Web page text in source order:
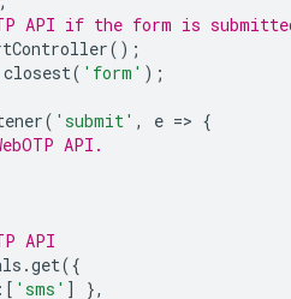
API if the form is
();
closest( 'form' );
( 'submit' , e => {
API.
API
.get({
: [ 'sms' ]
},